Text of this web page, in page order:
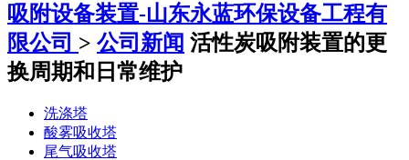
吸附设备装置-山东永蓝环保设备工程有
限公司 > 公司新闻 活性炭吸附装置的更
换周期和日常维护
洗涤塔
酸雾吸收塔
尾气吸收塔